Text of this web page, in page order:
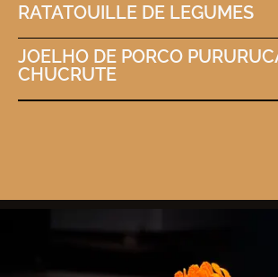
RATATOUILLE DE LEGUMES
JOELHO DE PORCO
CHUCRUTE